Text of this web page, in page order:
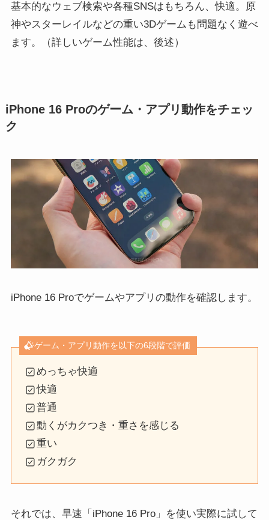
基本的なウェブ検索や各種SNSはもちろん、快適。原
神やスターレイルなどの重い3Dゲームも問題なく遊べ
ます。（詳しいゲーム性能は、後述）
iPhone 16 Proのゲーム・アプリ動作をチェッ
ク
iPhone 16 Proでゲームやアプリの動作を確認します。
ゲーム・アプリ動作を以下の6段階で評価
めっちゃ快適
快適
普通
動くがカクつき・重さを感じる
重い
ガクガク
それでは、早速「iPhone 16 Pro」を使い実際に試して